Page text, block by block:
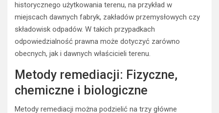
historycznego użytkowania terenu, na przykład w
miejscach dawnych fabryk, zakładów przemysłowych czy
składowisk odpadów. W takich przypadkach
odpowiedzialność prawna może dotyczyć zarówno
obecnych, jak i dawnych właścicieli terenu.
Metody remediacji: Fizyczne,
chemiczne i biologiczne
Metody remediacji można podzielić na trzy główne